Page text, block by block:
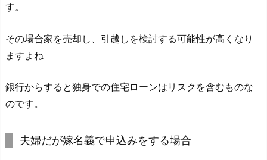
す。
その場合家を売却し、引越しを検討する可能性が高くなり
ますよね
銀行からすると独身での住宅ローンはリスクを含むものな
のです。
夫婦だが嫁名義で申込みをする場合